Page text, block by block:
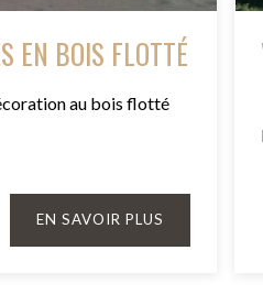
EN BOIS FLOTTÉ
au bois flotté
EN SAVOIR PLUS